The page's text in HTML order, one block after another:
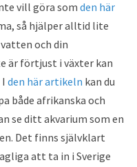
vill göra somden här
så hjälper alltid lite
och din
är förtjust i växter kan
den här artikeln kan du
både afrikanska och
se ditt akvarium som en
Det finns självklart
att ta in i Sverige